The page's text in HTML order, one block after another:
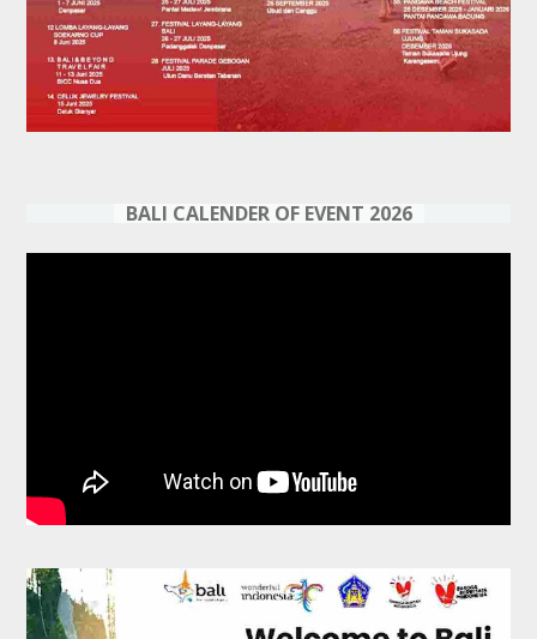
BALI CALENDER OF EVENT 2026